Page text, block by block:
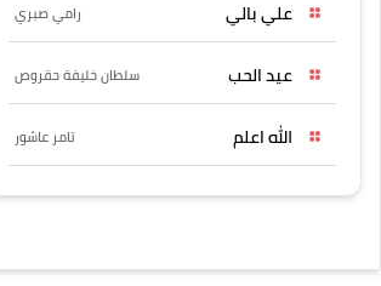
علي بالي رامي صبري
عيد الحب سلطان خليفة حقروص
الله اعلم تامر عاشور